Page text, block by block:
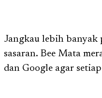
Jangkau lebih banyak
sasaran. Bee Mata
dan Google agar